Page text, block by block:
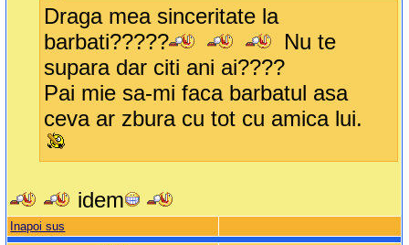
Draga mea sinceritate la
barbati?????
Nu te
supara dar citi ani ai????
Pai mie sa-mi faca barbatul asa
ceva ar zbura cu tot cu amica lui.
idem
Inapoi sus